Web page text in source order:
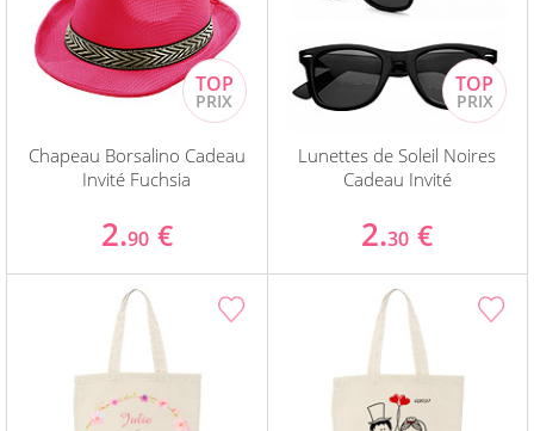
Chapeau Borsalino Cadeau
Invité Fuchsia
2.90 €
Lunettes de Soleil Noires
Cadeau Invité
2.30 €